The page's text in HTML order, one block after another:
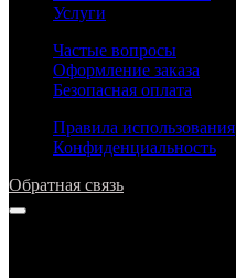
Услуги
Частые вопросы
Оформление заказа
Безопасная оплата
Правила использования
Конфиденциальность
Обратная связь